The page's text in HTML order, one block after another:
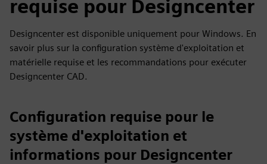
requise pour Designcenter
Designcenter est disponible uniquement pour Windows. En
savoir plus sur la configuration système d'exploitation et
matérielle requise et les recommandations pour exécuter
Designcenter CAD.
Configuration requise pour le
système d'exploitation et
informations pour Designcenter